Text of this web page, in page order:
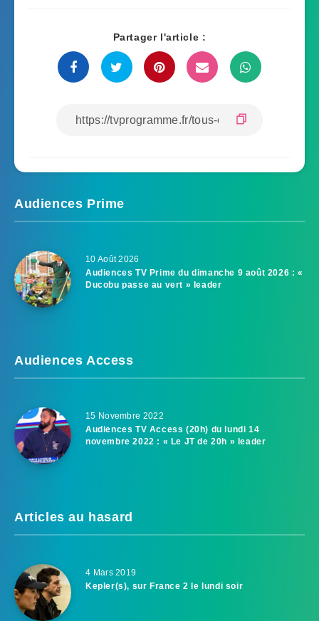
Partager l'article :
Audiences Prime
10 Août 2026
Audiences TV Prime du dimanche 9 août 2026 : «
Ducobu passe au vert » leader
Audiences Access
15 Novembre 2022
Audiences TV Access (20h) du lundi 14
novembre 2022 : « Le JT de 20h » leader
Articles au hasard
4 Mars 2019
Kepler(s), sur France 2 le lundi soir